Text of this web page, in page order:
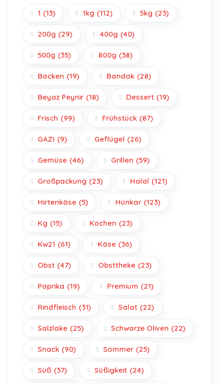
1 (13) 1kg (112) 5kg (23)
200g (29) 400g (40)
500g (35) 800g (38)
Backen (19) Bandak (28)
Beyaz Peynir (18) Dessert (19)
Frisch (99) Frühstück (87)
GAZI (9) Geflügel (26)
Gemüse (46) Grillen (59)
Großpackung (23) Halal (121)
Hirtenkäse (5) Hünkar (123)
Kg (15) Kochen (23)
Kw21 (61) Käse (36)
Obst (47) Obsttheke (23)
Paprika (19) Premium (21)
Rindfleisch (31) Salat (22)
Salzlake (25) Schwarze Oliven (22)
Snack (90) Sommer (25)
Süß (37) Süßigkeit (24)